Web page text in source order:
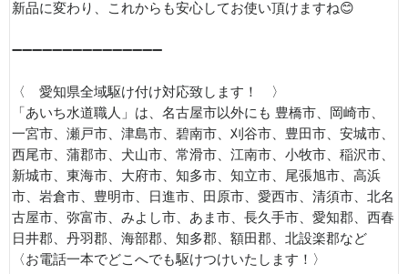
新品に変わり、これからも安心してお使い頂けますね😊
➖➖➖➖➖➖➖➖➖➖➖➖➖➖➖
〈 愛知県全域駆け付け対応致します！ 〉
「あいち水道職人」は、名古屋市以外にも 豊橋市、岡崎市、
一宮市、瀬戸市、津島市、碧南市、刈谷市、豊田市、安城市、
西尾市、蒲郡市、犬山市、常滑市、江南市、小牧市、稲沢市、
新城市、東海市、大府市、知多市、知立市、尾張旭市、高浜
市、岩倉市、豊明市、日進市、田原市、愛西市、清須市、北名
古屋市、弥富市、みよし市、あま市、長久手市、愛知郡、西春
日井郡、丹羽郡、海部郡、知多郡、額田郡、北設楽郡など
〈お電話一本でどこへでも駆けつけいたします！〉